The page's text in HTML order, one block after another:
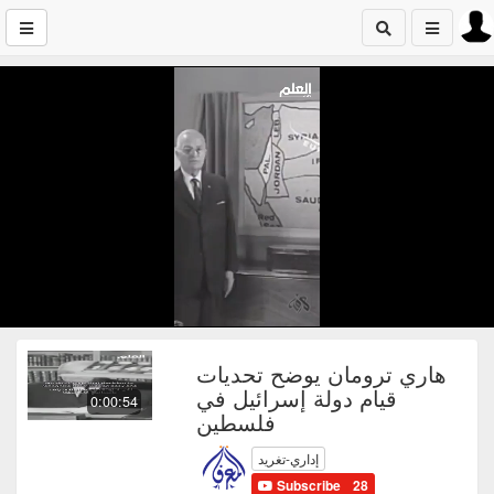
0:00:54
هاري ترومان يوضح تحديات
قيام دولة إسرائيل في
فلسطين
إداري-تغريد
Subscribe 28